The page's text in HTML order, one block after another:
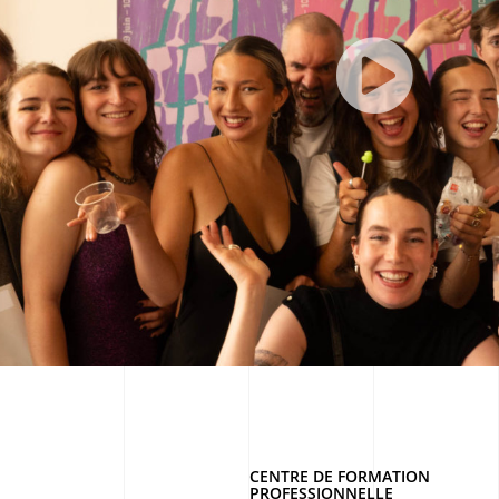
CENTRE DE FORMATION
PROFESSIONNELLE